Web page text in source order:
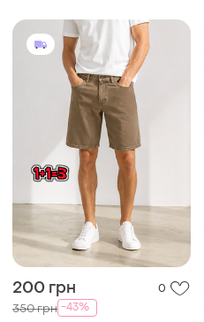
200 грн 0
350 грн -43%